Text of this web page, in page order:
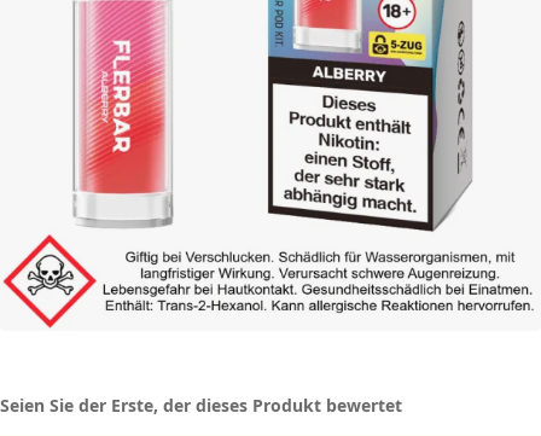
Seien Sie der Erste, der dieses Produkt bewertet